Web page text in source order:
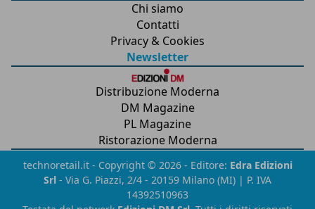
Chi siamo
Contatti
Privacy & Cookies
Newsletter
Distribuzione Moderna
DM Magazine
PL Magazine
Ristorazione Moderna
technoretail.it - Copyright © 2026 - Editore: Edra Edizioni
Srl - Via G. Piazzi, 2/4 - 20159 Milano (MI) | P. IVA
14392510963